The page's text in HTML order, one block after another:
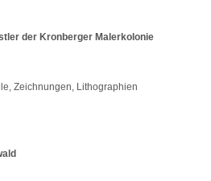
der Kronberger Malerkolonie
Zeichnungen, Lithographien